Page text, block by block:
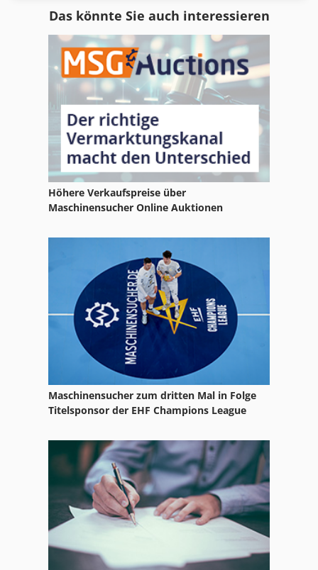
Ga 11 Ff
Gws 25 230
Hand Gewindebohrmaschine
Hsc 20 Linear
Leit Und Zugspindeldrehmaschine
Nc Drehmaschine
Nc Fräsmaschine
Schuhmachermaschine Fraes Und Schleifmaschine
Schwenkbiegemaschine Manuell
Tur 560
Das könnte Sie auch interessieren
Höhere Verkaufspreise über
Maschinensucher Online Auktionen
Maschinensucher zum dritten Mal in Folge
Titelsponsor der EHF Champions League